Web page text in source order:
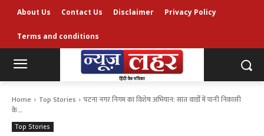
About Us Contact Us Disclaimer Privacy Policy
Terms and conditions
Home Top Stories
पटना नगर निगम का विशेष अभियान: सात वार्डों में पानी निकासी
के...
Top Stories